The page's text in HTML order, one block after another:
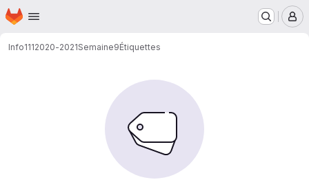
Passer au contenu principal
Page d'accueil
Info1112020-2021Semaine9Étiquettes